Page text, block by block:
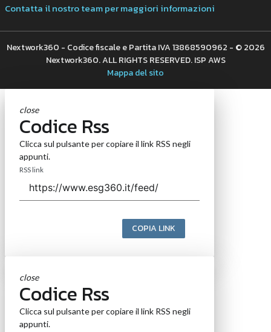
Contatta il nostro team per maggiori informazioni
Nextwork360 - Codice fiscale e Partita IVA 13868590962 - © 2026
Nextwork360. ALL RIGHTS RESERVED. ISP AWS
Mappa del sito
close
Codice Rss
Clicca sul pulsante per copiare il link RSS negli
appunti.
RSS link
COPIA LINK
close
Codice Rss
Clicca sul pulsante per copiare il link RSS negli
appunti.